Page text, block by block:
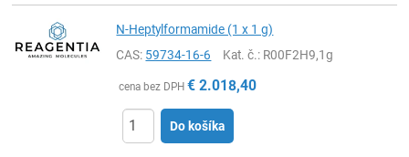
N-Heptylformamide (1 x 1 g)
CAS: 59734-16-6 Kat. č.: R00F2H9,1g
cena bez DPH € 2.018,40
Do košíka